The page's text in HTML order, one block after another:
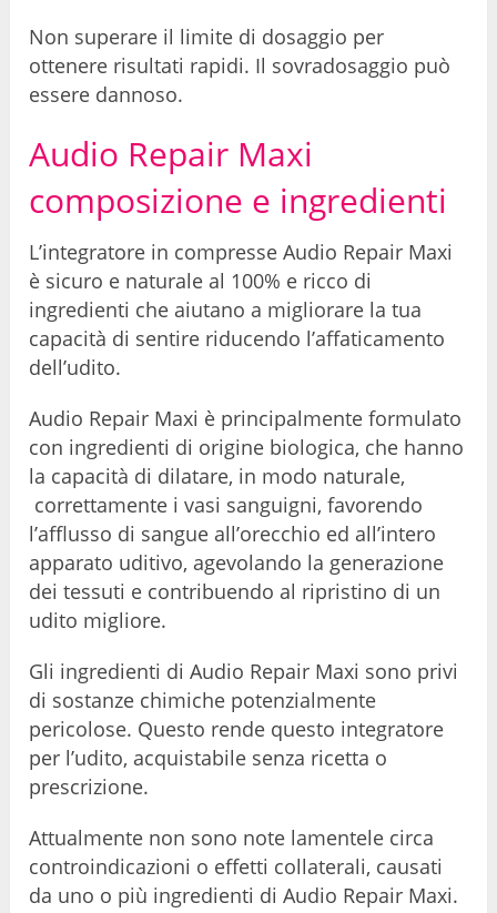
Non superare il limite di dosaggio per
ottenere risultati rapidi. Il sovradosaggio può
essere dannoso.
Audio Repair Maxi
composizione e ingredienti
L’integratore in compresse Audio Repair Maxi
è sicuro e naturale al 100% e ricco di
ingredienti che aiutano a migliorare la tua
capacità di sentire riducendo l’affaticamento
dell’udito.
Audio Repair Maxi è principalmente formulato
con ingredienti di origine biologica, che hanno
la capacità di dilatare, in modo naturale,
correttamente i vasi sanguigni, favorendo
l’afflusso di sangue all’orecchio ed all’intero
apparato uditivo, agevolando la generazione
dei tessuti e contribuendo al ripristino di un
udito migliore.
Gli ingredienti di Audio Repair Maxi sono privi
di sostanze chimiche potenzialmente
pericolose. Questo rende questo integratore
per l’udito, acquistabile senza ricetta o
prescrizione.
Attualmente non sono note lamentele circa
controindicazioni o effetti collaterali, causati
da uno o più ingredienti di Audio Repair Maxi.